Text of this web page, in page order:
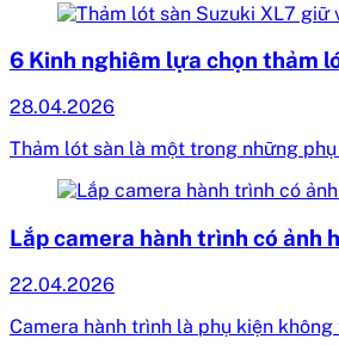
6 Kinh nghiêm lựa chọn thảm
28.04.2026
Thảm lót sàn là một trong những
Lắp camera hành trình có ảnh
22.04.2026
Camera hành trình là phụ kiện